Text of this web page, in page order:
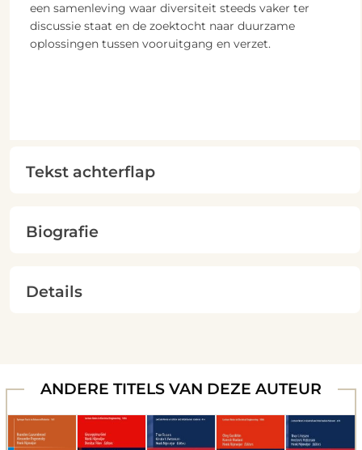
een samenleving waar diversiteit steeds vaker ter
discussie staat en de zoektocht naar duurzame
oplossingen tussen vooruitgang en verzet.
Tekst achterflap
Biografie
Details
ANDERE TITELS VAN DEZE AUTEUR